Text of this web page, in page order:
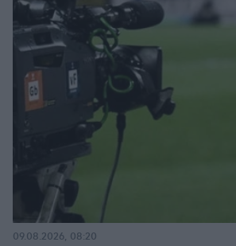
09.08.2026, 08:20